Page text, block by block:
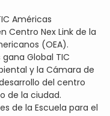
Américas
Centro Nex Link de la
(OEA).
Global TIC
y la Cámara de
del centro
de la ciudad.
de la Escuela para el